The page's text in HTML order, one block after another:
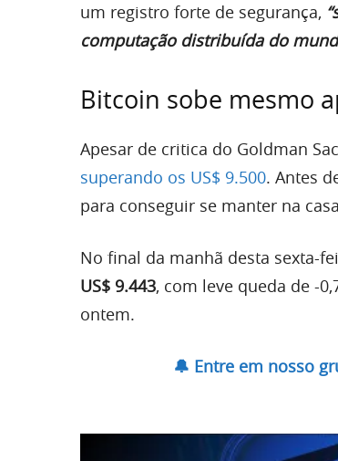
um registro forte de segurança,
computação distribuída do
Bitcoin sobe mesmo
Apesar de critica do Goldman
superando os US$ 9.500. Antes
para conseguir se manter na
No final da manhã desta sexta-
US$ 9.443, com leve queda de -
ontem.
🔔 Entre em nosso